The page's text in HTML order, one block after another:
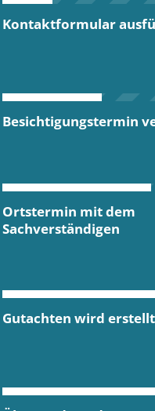
Kontaktformular
Besichtigungstermin
Ortstermin mit dem
Sachverständigen
Gutachten wird erstellt